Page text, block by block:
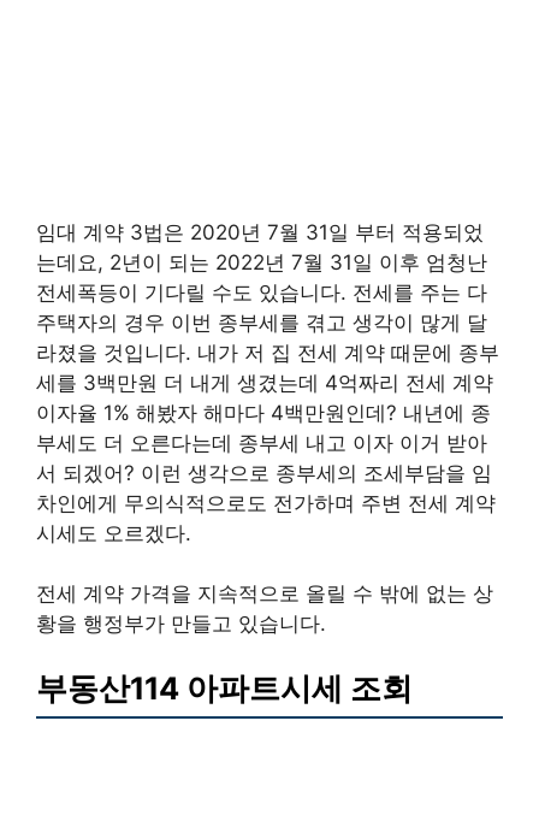
임대 계약 3법은 2020년 7월 31일 부터 적용되었
는데요, 2년이 되는 2022년 7월 31일 이후 엄청난
전세폭등이 기다릴 수도 있습니다. 전세를 주는 다
주택자의 경우 이번 종부세를 겪고 생각이 많게 달
라졌을 것입니다. 내가 저 집 전세 계약 때문에 종부
세를 3백만원 더 내게 생겼는데 4억짜리 전세 계약
이자율 1% 해봤자 해마다 4백만원인데? 내년에 종
부세도 더 오른다는데 종부세 내고 이자 이거 받아
서 되겠어? 이런 생각으로 종부세의 조세부담을 임
차인에게 무의식적으로도 전가하며 주변 전세 계약
시세도 오르겠다.
전세 계약 가격을 지속적으로 올릴 수 밖에 없는 상
황을 행정부가 만들고 있습니다.
부동산114 아파트시세 조회